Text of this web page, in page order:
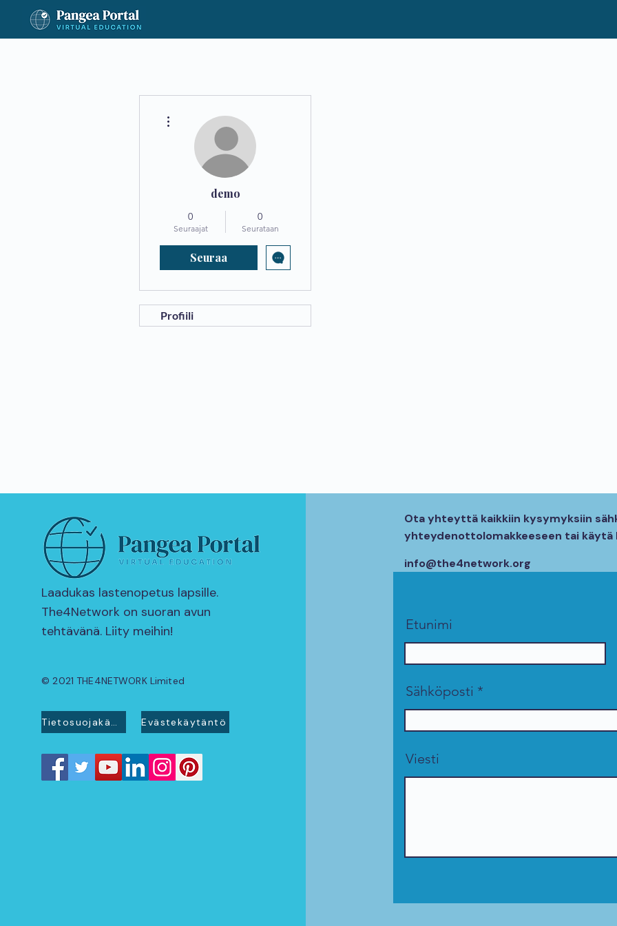
demo
0
Seuraajat
0
Seurataan
Seuraa
Profiili
Laadukas lastenopetus lapsille.
The4Network on suoran avun
tehtävänä. Liity meihin!
© 2021 THE4NETWORK Limited
Tietosuojakäytäntö Evästekäytäntö
Ota yhteyttä kaikkiin kysymyksiin
yhteydenottolomakkeeseen tai käytä
info@the4network.org
Etunimi
Sähköposti
Viesti